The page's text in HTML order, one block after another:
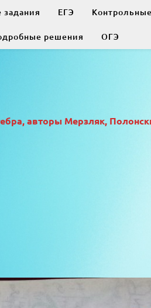
ЕГЭ
решения ОГЭ
авторы Мерзляк,